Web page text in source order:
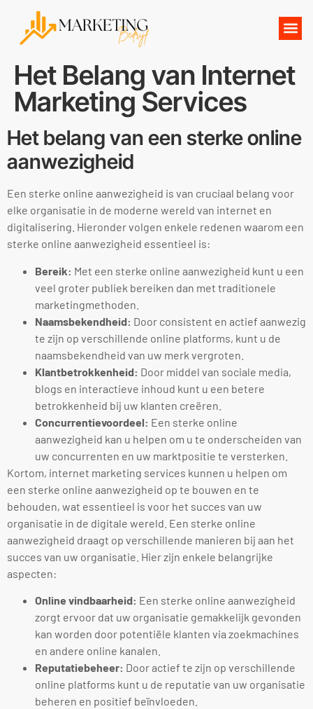
Het Belang van Internet
Marketing Services
Het belang van een sterke online
aanwezigheid
Een sterke online aanwezigheid is van cruciaal belang voor
elke organisatie in de moderne wereld van internet en
digitalisering. Hieronder volgen enkele redenen waarom een
sterke online aanwezigheid essentieel is:
Bereik: Met een sterke online aanwezigheid kunt u een
veel groter publiek bereiken dan met traditionele
marketingmethoden.
Naamsbekendheid: Door consistent en actief aanwezig
te zijn op verschillende online platforms, kunt u de
naamsbekendheid van uw merk vergroten.
Klantbetrokkenheid: Door middel van sociale media,
blogs en interactieve inhoud kunt u een betere
betrokkenheid bij uw klanten creëren.
Concurrentievoordeel: Een sterke online
aanwezigheid kan u helpen om u te onderscheiden van
uw concurrenten en uw marktpositie te versterken.
Kortom, internet marketing services kunnen u helpen om
een sterke online aanwezigheid op te bouwen en te
behouden, wat essentieel is voor het succes van uw
organisatie in de digitale wereld. Een sterke online
aanwezigheid draagt op verschillende manieren bij aan het
succes van uw organisatie. Hier zijn enkele belangrijke
aspecten:
Online vindbaarheid: Een sterke online aanwezigheid
zorgt ervoor dat uw organisatie gemakkelijk gevonden
kan worden door potentiële klanten via zoekmachines
en andere online kanalen.
Reputatiebeheer: Door actief te zijn op verschillende
online platforms kunt u de reputatie van uw organisatie
beheren en positief beïnvloeden.